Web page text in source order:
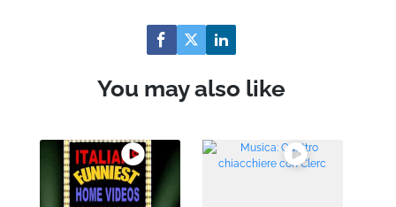
You may also like